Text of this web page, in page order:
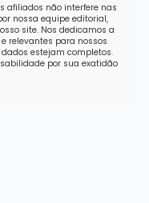
afiliados não interfere nas
nossa equipe editorial,
site. Nos dedicamos a
relevantes para nossos
estejam completos.
por sua exatidão